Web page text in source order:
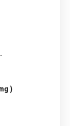
)